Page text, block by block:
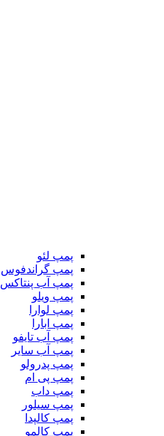
پمپ لئو
پمپ گراندفوس
پمپ آب پنتاکس
پمپ ویلو
پمپ لوارا
پمپ ابارا
پمپ آب تایفو
پمپ آب سایر
پمپ پدرولو
پمپ پی ام
پمپ داب
پمپ سیلور
پمپ کالپدا
پمپ کالمو